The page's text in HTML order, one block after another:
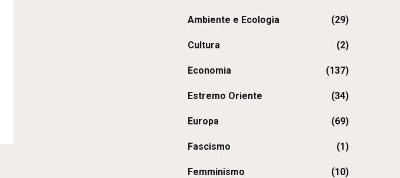
Ambiente e Ecologia (29)
Cultura (2)
Economia (137)
Estremo Oriente (34)
Europa (69)
Fascismo (1)
Femminismo (10)